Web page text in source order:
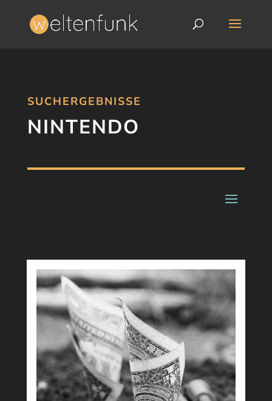
SUCHERGEBNISSE
NINTENDO